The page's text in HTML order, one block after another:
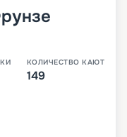
КОЛИЧЕСТВО КАЮТ
149